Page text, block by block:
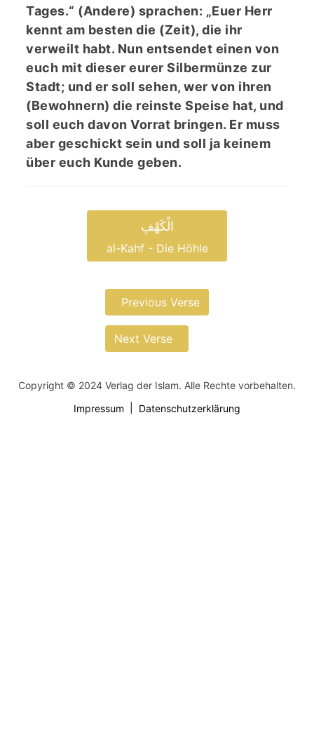
Tages.“ (Andere) sprachen: „Euer Herr
kennt am besten die (Zeit), die ihr
verweilt habt. Nun entsendet einen von
euch mit dieser eurer Silbermünze zur
Stadt; und er soll sehen, wer von ihren
(Bewohnern) die reinste Speise hat, und
soll euch davon Vorrat bringen. Er muss
aber geschickt sein und soll ja keinem
über euch Kunde geben.
الْکَھْفِ
al-Kahf - Die Höhle
Previous Verse
Next Verse
Copyright © 2024 Verlag der Islam. Alle Rechte vorbehalten.
Impressum
Datenschutzerklärung